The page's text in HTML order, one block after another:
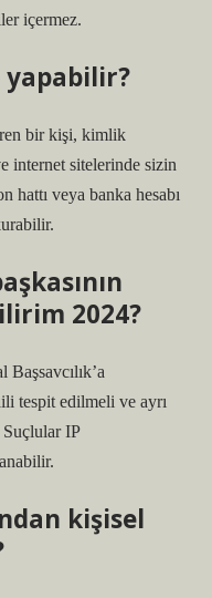
içermez.
yapabilir?
bir kişi, kimlik
internet sitelerinde sizin
hattı veya banka hesabı
2024?
tespit edilmeli ve ayrı
Suçlular IP
kişisel